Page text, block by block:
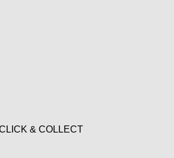
& COLLECT